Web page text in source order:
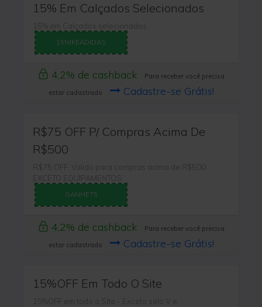
15% Em Calçados Selecionados
15% em Calçados selecionados
15NIKEADIDAS
4,2% de cashback
Para receber você precisa
estar cadastrado
Cadastre-se Grátis!
R$75 OFF P/ Compras Acima De
R$500
R$75 OFF. Valido para compras acima de R$500.
EXCETO EQUIPAMENTOS.
GANHE75
4,2% de cashback
Para receber você precisa
estar cadastrado
Cadastre-se Grátis!
15%OFF Em Todo O Site
15%OFF em todo o Site - Exceto selo V e